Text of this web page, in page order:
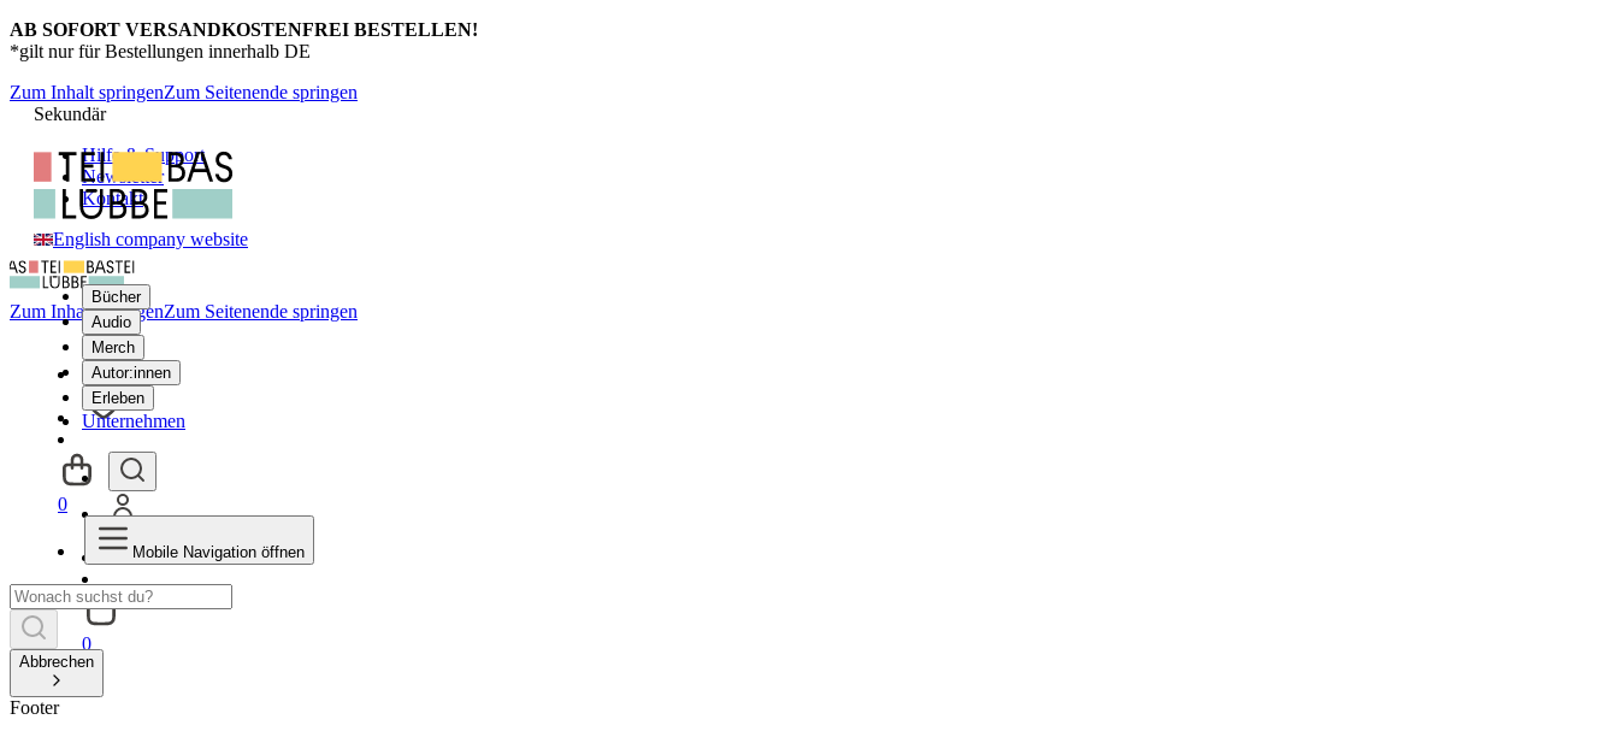
AB SOFORT VERSANDKOSTENFREI BESTELLEN!
*gilt nur für Bestellungen innerhalb DE
Zum Inhalt springenZum Seitenende springen
Sekundär
Hilfe & Support
Newsletter
Kontakt
English company website
Bücher
Audio
Merch
Autor:innen
Erleben
Unternehmen
0
Zum Inhalt springenZum Seitenende springen
0
Mobile Navigation öffnen
Abbrechen
Footer